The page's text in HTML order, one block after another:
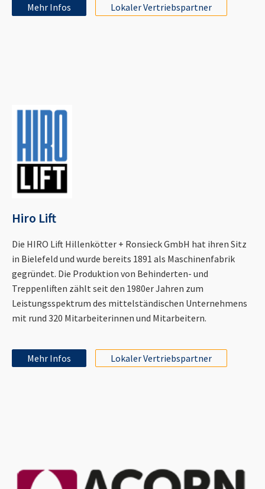
Mehr Infos Lokaler Vertriebspartner
Hiro Lift
Die HIRO Lift Hillenkötter + Ronsieck GmbH hat ihren Sitz
in Bielefeld und wurde bereits 1891 als Maschinenfabrik
gegründet. Die Produktion von Behinderten- und
Treppenliften zählt seit den 1980er Jahren zum
Leistungsspektrum des mittelständischen Unternehmens
mit rund 320 Mitarbeiterinnen und Mitarbeitern.
Mehr Infos Lokaler Vertriebspartner